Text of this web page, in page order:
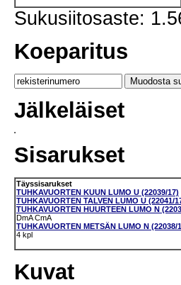
Sukusiitosaste:
Koeparitus
Jälkeläiset
Sisarukset
Täyssisarukset
TUHKAVUORTEN KUUN LUMO U (22039/17)
TUHKAVUORTEN TALVEN LUMO U (22041/
TUHKAVUORTEN HUURTEEN LUMO N
DmA CmA
TUHKAVUORTEN METSÄN LUMO N (22038/
4 kpl
Kuvat